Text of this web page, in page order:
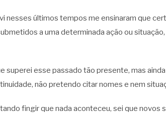
nesses últimos tempos me ensinaram que
a uma determinada ação ou
superei esse passado tão presente, mas
não pretendo citar nomes e nem
fingir que nada aconteceu, sei que novos